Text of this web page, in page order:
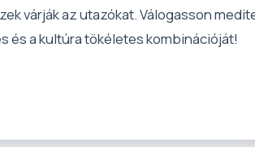
várják az utazókat. Válogasson
és a kultúra tökéletes kombinációját!